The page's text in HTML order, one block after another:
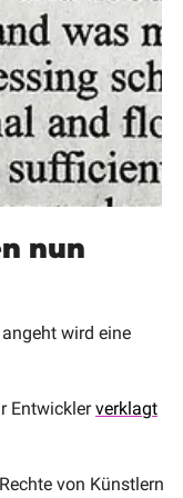
nun
wird eine
Entwickler verklagt
von Künstlern